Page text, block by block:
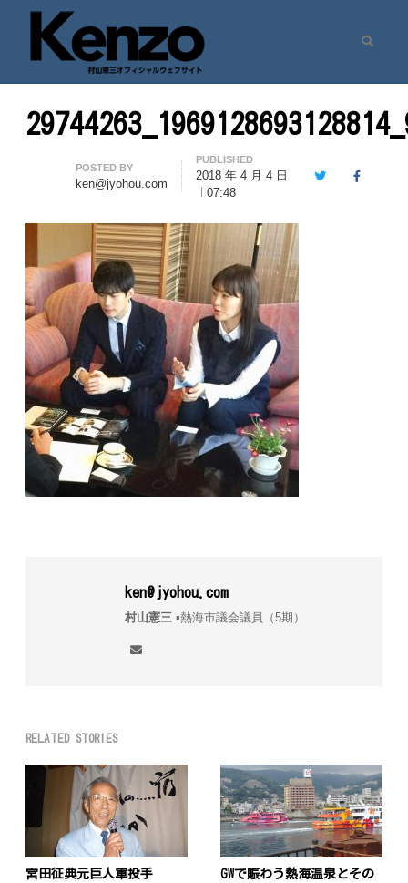
七転八起 – 村山憲三 Official Site
村山憲三ウェブサイト
Author
POSTED BY
ken@jyohou.com
PUBLISHED
2018 年 4 月 4 日
07:48
TwitterFacebook
ken@jyohou.com
村山憲三▪︎熱海市議会議員（5期）
RELATED STORIES
宮田征典元巨人軍投手
GWで賑わう熱海温泉とその